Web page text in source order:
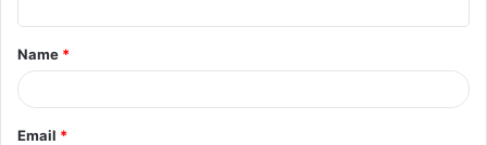
Name *
Email *